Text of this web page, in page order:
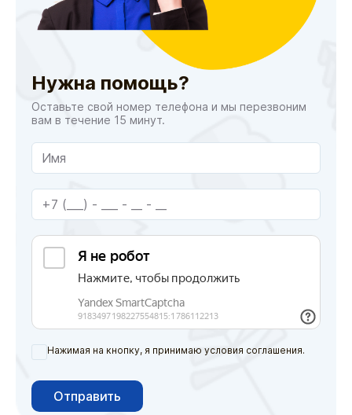
Нужна помощь?
Оставьте свой номер телефона и мы перезвоним
вам в течение 15 минут.
Нажимая на кнопку, я принимаю условия соглашения.
Отправить